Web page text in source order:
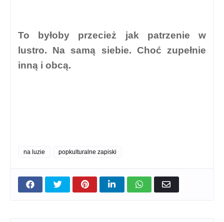
To byłoby przecież jak patrzenie w
lustro. Na samą siebie. Choć zupełnie
inną i obcą.
na luzie popkulturalne zapiski